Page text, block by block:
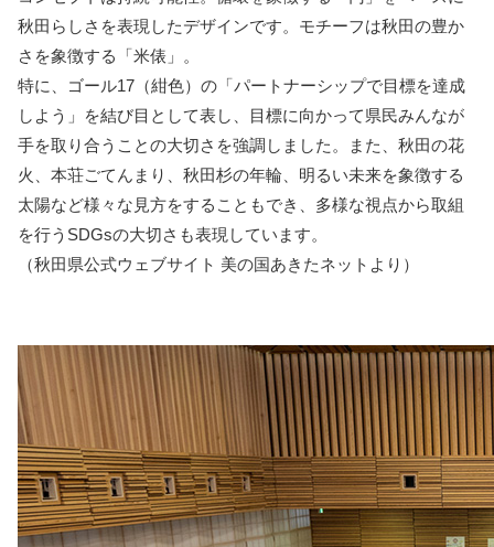
秋田らしさを表現したデザインです。モチーフは秋田の豊か
さを象徴する「米俵」。
特に、ゴール17（紺色）の「パートナーシップで目標を達成
しよう」を結び目として表し、目標に向かって県民みんなが
手を取り合うことの大切さを強調しました。また、秋田の花
火、本荘ごてんまり、秋田杉の年輪、明るい未来を象徴する
太陽など様々な見方をすることもでき、多様な視点から取組
を行うSDGsの大切さも表現しています。
（秋田県公式ウェブサイト 美の国あきたネットより）